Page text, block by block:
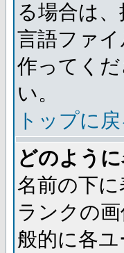
る場合は
言語ファ
作ってく
い。
トップに戻
どのよう
名前の下
ランクの
般的に各